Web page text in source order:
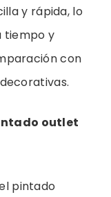
y rápida, lo
tiempo y
con
outlet
pintado